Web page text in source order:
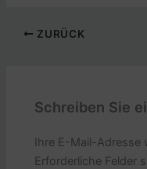
ZURÜCK
Schreiben Sie
Ihre E-Mail-Adresse
Erforderliche Felder